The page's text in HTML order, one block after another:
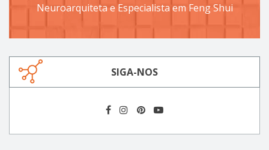
Neuroarquiteta e Especialista em Feng Shui
SIGA-NOS